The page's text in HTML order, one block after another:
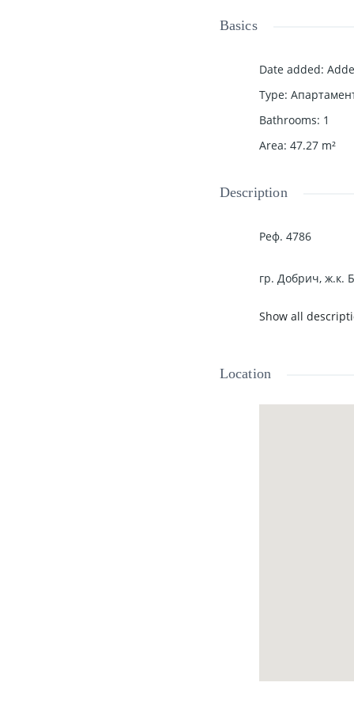
Basics
Date added:
Type:
Bathrooms: 1
Area: 47.27 m²
Description
Реф. 4786
гр. Добрич, ж.к.
БАЛИК ЕСТЕЙТ
3,53 м². Имота се
Show all
Location